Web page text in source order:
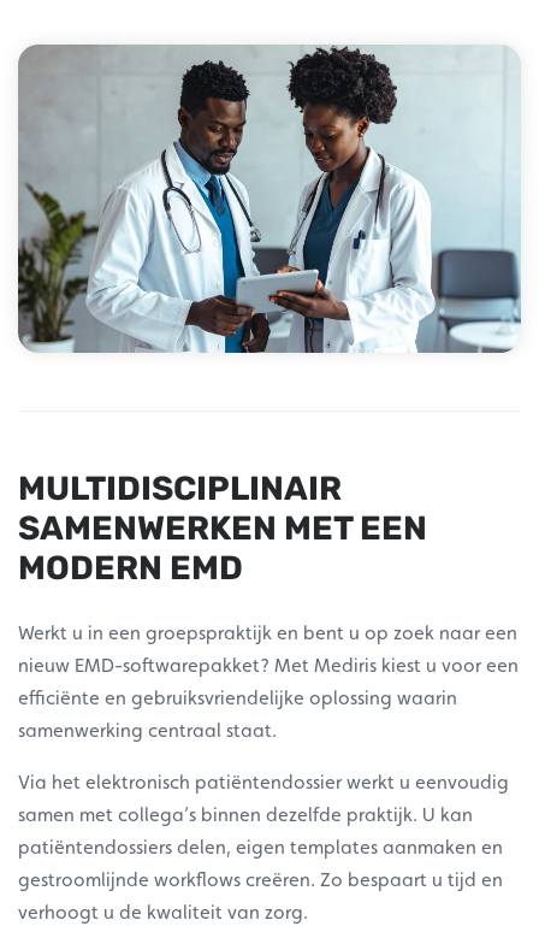
MULTIDISCIPLINAIR
SAMENWERKEN MET EEN
MODERN EMD
Werkt u in een groepspraktijk en bent u op zoek naar een
nieuw EMD-softwarepakket? Met Mediris kiest u voor een
efficiënte en gebruiksvriendelijke oplossing waarin
samenwerking centraal staat.
Via het elektronisch patiëntendossier werkt u eenvoudig
samen met collega’s binnen dezelfde praktijk. U kan
patiëntendossiers delen, eigen templates aanmaken en
gestroomlijnde workflows creëren. Zo bespaart u tijd en
verhoogt u de kwaliteit van zorg.